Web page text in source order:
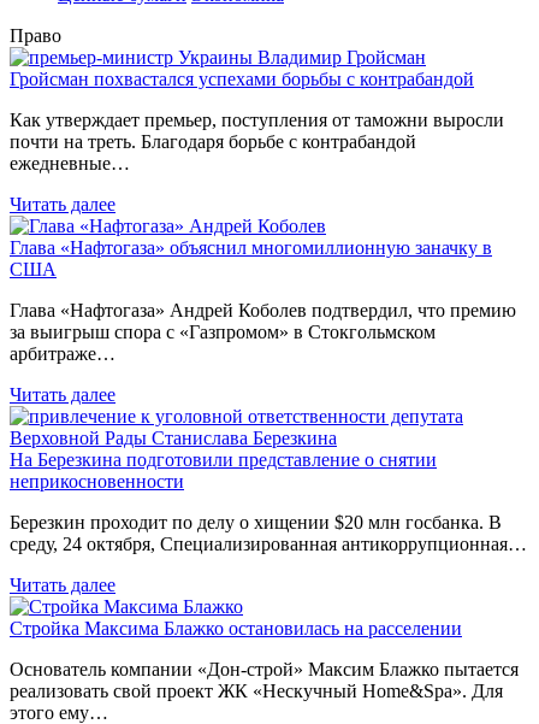
Право
Гройсман похвастался успехами борьбы с контрабандой
Как утверждает премьер, поступления от таможни выросли
почти на треть. Благодаря борьбе с контрабандой
ежедневные…
Читать далее
Глава «Нафтогаза» объяснил многомиллионную заначку в
США
Глава «Нафтогаза» Андрей Коболев подтвердил, что премию
за выигрыш спора с «Газпромом» в Стокгольмском
арбитраже…
Читать далее
На Березкина подготовили представление о снятии
неприкосновенности
Березкин проходит по делу о хищении $20 млн госбанка. В
среду, 24 октября, Специализированная антикоррупционная…
Читать далее
Стройка Максима Блажко остановилась на расселении
Основатель компании «Дон-строй» Максим Блажко пытается
реализовать свой проект ЖК «Нескучный Home&Spa». Для
этого ему…